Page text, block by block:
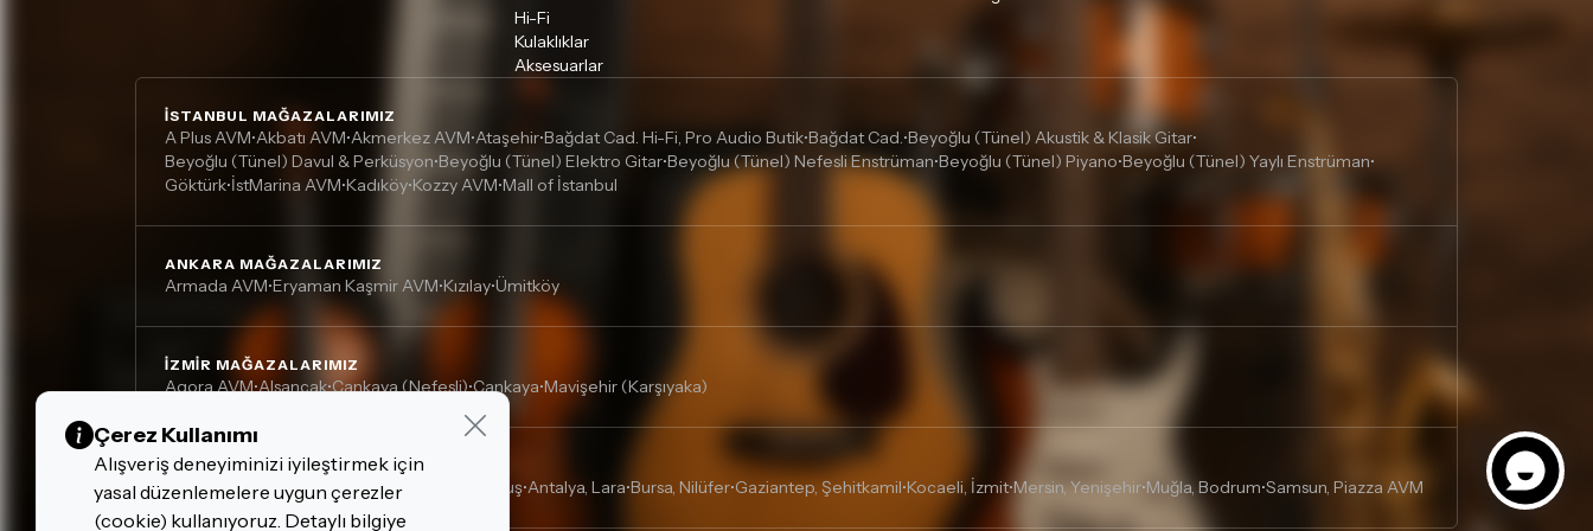
Lütfen satın almadan önce ilgili ürünün iade/değişim şartlarını kontrol
tıklayınız
Hi-Fi
Kulaklıklar
Aksesuarlar
İSTANBUL MAĞAZALARIMIZ
A Plus AVM•Akbatı AVM•Akmerkez AVM•Ataşehir•Bağdat Cad. Hi-Fi, Pro Audio Butik•Bağdat Cad.•Beyoğlu (Tünel) Akustik & Klasik Gitar•
Beyoğlu (Tünel) Davul & Perküsyon•Beyoğlu (Tünel) Elektro Gitar•Beyoğlu (Tünel) Nefesli Enstrüman•Beyoğlu (Tünel) Piyano•Beyoğlu (Tünel) Yaylı Enstrüman•
Göktürk•İstMarina AVM•Kadıköy•Kozzy AVM•Mall of İstanbul
ANKARA MAĞAZALARIMIZ
Armada AVM•Eryaman Kaşmir AVM•Kızılay•Ümitköy
İZMIR MAĞAZALARIMIZ
Agora AVM•Alsancak•Çankaya (Nefesli)•Çankaya•Mavişehir (Karşıyaka)
DIĞER MAĞAZALARIMIZ
Adana, Çukurova - Turgut Özal• Adana, Kurtuluş•Antalya, Lara•Bursa, Nilüfer•Gaziantep, Şehitkamil•Kocaeli, İzmit•Mersin, Yenişehir•Muğla, Bodrum•Samsun, Piazza AVM
Çerez Kullanımı
Alışveriş deneyiminizi iyileştirmek için
yasal düzenlemelere uygun çerezler
(cookie) kullanıyoruz. Detaylı bilgiye